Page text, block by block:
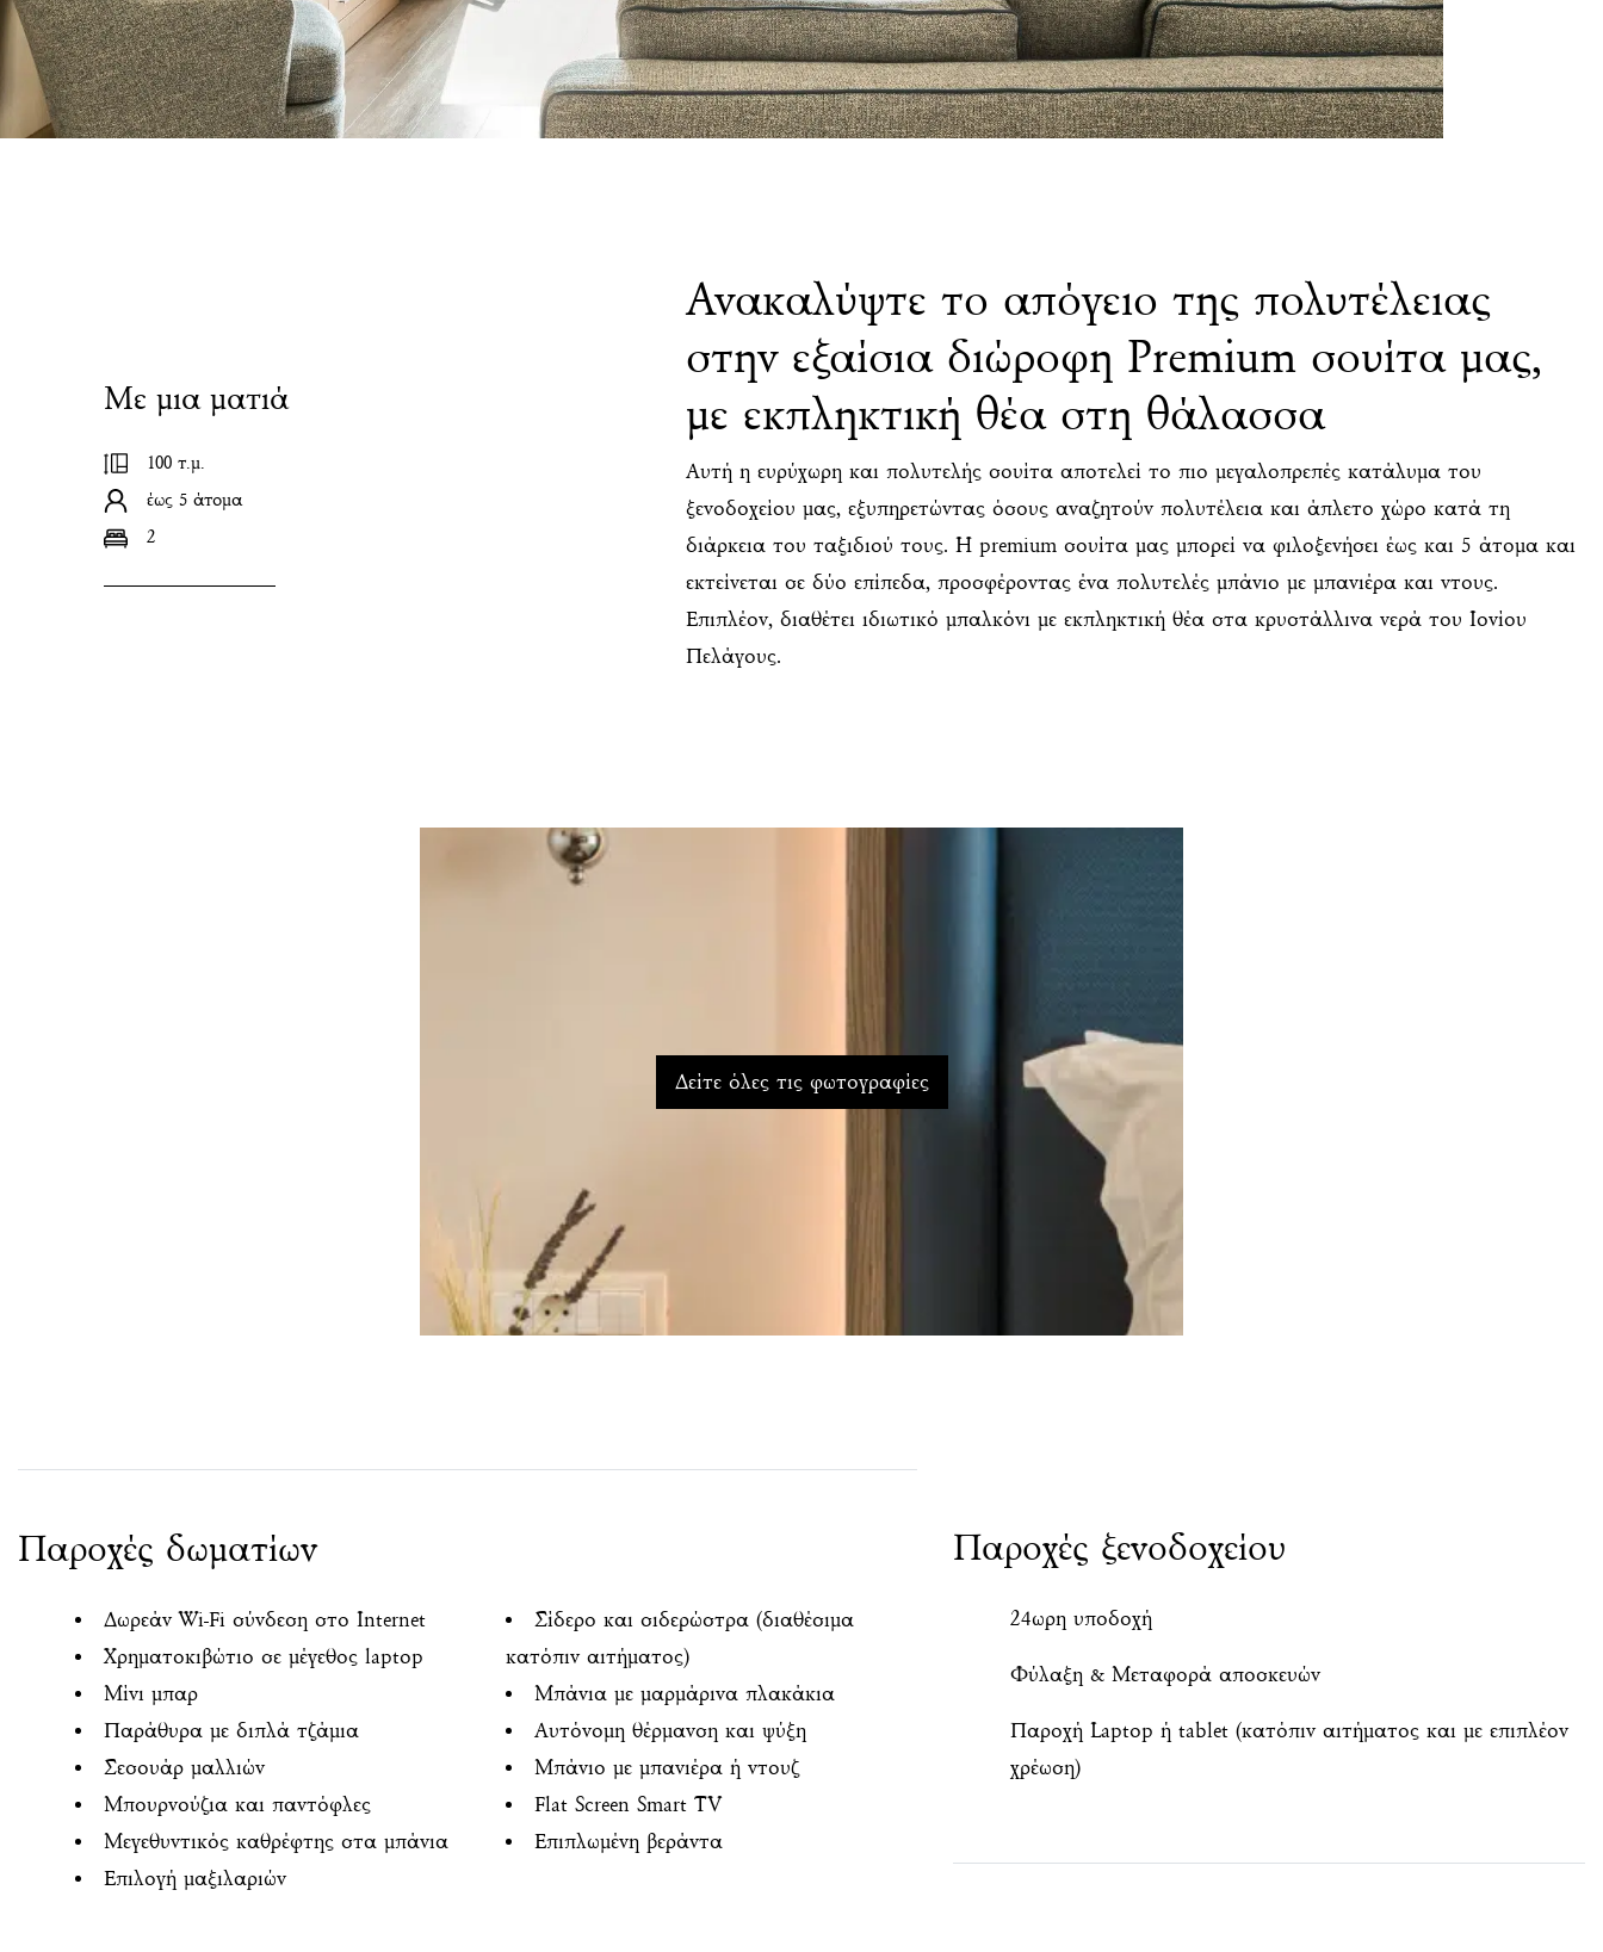
Με μια ματιά
100 τ.μ.
έως 5 άτομα
2
Ανακαλύψτε το απόγειο της πολυτέλειας
στην εξαίσια διώροφη Premium σουίτα μας,
με εκπληκτική θέα στη θάλασσα
Αυτή η ευρύχωρη και πολυτελής σουίτα αποτελεί το πιο μεγαλοπρεπές κατάλυμα του
ξενοδοχείου μας, εξυπηρετώντας όσους αναζητούν πολυτέλεια και άπλετο χώρο κατά τη
διάρκεια του ταξιδιού τους. Η premium σουίτα μας μπορεί να φιλοξενήσει έως και 5 άτομα και
εκτείνεται σε δύο επίπεδα, προσφέροντας ένα πολυτελές μπάνιο με μπανιέρα και ντους.
Επιπλέον, διαθέτει ιδιωτικό μπαλκόνι με εκπληκτική θέα στα κρυστάλλινα νερά του Ιονίου
Πελάγους.
Δείτε όλες τις φωτογραφίες
Παροχές δωματίων
Δωρεάν Wi-Fi σύνδεση στο Internet
Χρηματοκιβώτιο σε μέγεθος laptop
Μίνι μπαρ
Παράθυρα με διπλά τζάμια
Σεσουάρ μαλλιών
Μπουρνούζια και παντόφλες
Μεγεθυντικός καθρέφτης στα μπάνια
Επιλογή μαξιλαριών
Σίδερο και σιδερώστρα (διαθέσιμα
κατόπιν αιτήματος)
Μπάνια με μαρμάρινα πλακάκια
Αυτόνομη θέρμανση και ψύξη
Μπάνιο με μπανιέρα ή ντουζ
Flat Screen Smart TV
Επιπλωμένη βεράντα
Παροχές ξενοδοχείου
24ωρη υποδοχή
Φύλαξη & Μεταφορά αποσκευών
Παροχή Laptop ή tablet (κατόπιν αιτήματος και με επιπλέον
χρέωση)